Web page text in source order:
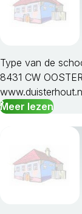
Type van de
8431 CW
Meer lezen